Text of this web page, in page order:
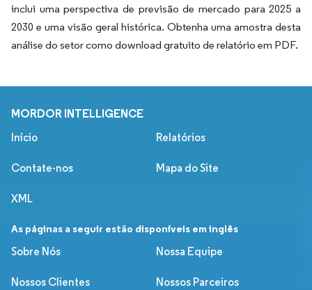
inclui uma perspectiva de previsão de mercado para 2025 a
2030 e uma visão geral histórica. Obtenha uma amostra desta
análise do setor como download gratuito de relatório em PDF.
MORDOR INTELLIGENCE
Início Relatórios
Contate-nos Mapa do Site
XML
As páginas a seguir estão disponíveis em inglês
Sobre Nós
Nossa Equipe
Nossos Clientes Nossos Parceiros